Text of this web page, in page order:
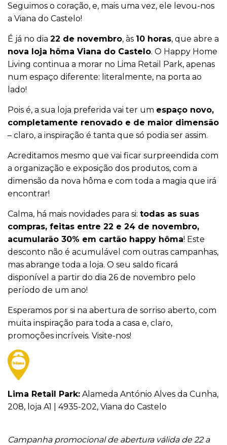
Seguimos o coração, e, mais uma vez, ele levou-nos
a Viana do Castelo!
É já no dia 22 de novembro, às 10 horas, que abre a
nova loja hôma Viana do Castelo. O Happy Home
Living continua a morar no Lima Retail Park, apenas
num espaço diferente: literalmente, na porta ao
lado!
Pois é, a sua loja preferida vai ter um espaço novo,
completamente renovado e de maior dimensão
– claro, a inspiração é tanta que só podia ser assim.
Acreditamos mesmo que vai ficar surpreendida com
a organização e exposição dos produtos, com a
dimensão da nova hôma e com toda a magia que irá
encontrar!
Calma, há mais novidades para si: todas as suas
compras, feitas entre 22 e 24 de novembro,
acumularão 30% em cartão happy hôma! Este
desconto não é acumulável com outras campanhas,
mas abrange toda a loja. O seu saldo ficará
disponível a partir do dia 26 de novembro pelo
período de um ano!
Esperamos por si na abertura de sorriso aberto, com
muita inspiração para toda a casa e, claro,
promoções incríveis. Visite-nos!
Lima Retail Park: Alameda António Alves da Cunha,
208, loja A1 | 4935-202, Viana do Castelo
Campanha promocional de abertura válida de 22 a